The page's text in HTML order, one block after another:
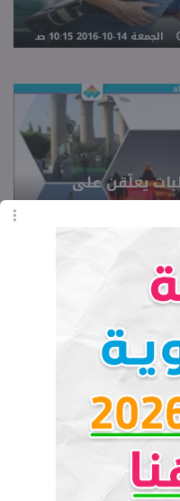
الجمعة 14-10-2016 10:15 صـ
يعلّقن على
هذا الطالب
بإنجلترا
الثلاثاء 19-07-2016 05:27 مـ